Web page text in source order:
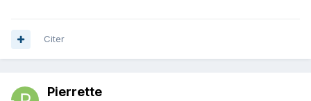
Citer
Pierrette